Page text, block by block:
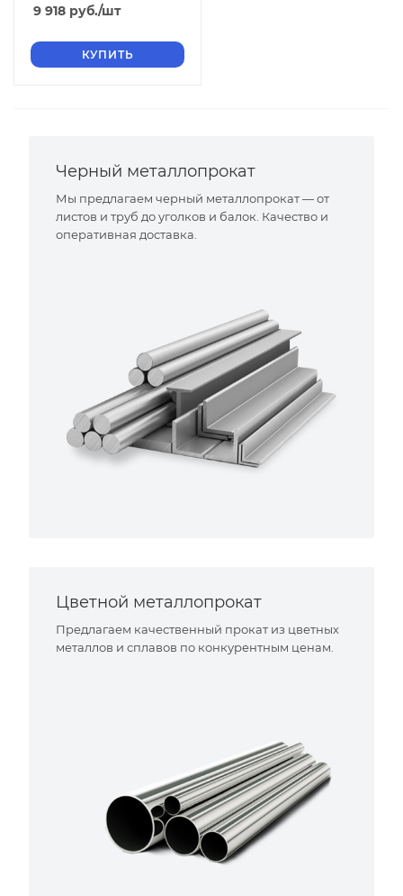
19x1,5 1.4404
полированный
9 918 руб./шт
КУПИТЬ
Черный металлопрокат
Мы предлагаем черный металлопрокат — от
листов и труб до уголков и балок. Качество и
оперативная доставка.
Цветной металлопрокат
Предлагаем качественный прокат из цветных
металлов и сплавов по конкурентным ценам.